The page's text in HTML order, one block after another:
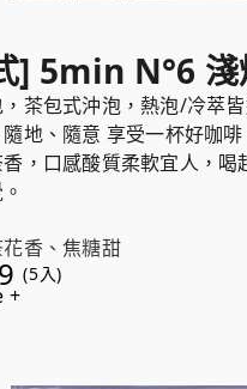
] 5min N°6 淺
茶包式沖泡，熱泡/冷萃
地、隨意 享受一杯好咖啡
，口感酸質柔軟宜人，喝
香、焦糖甜
(5入)
+